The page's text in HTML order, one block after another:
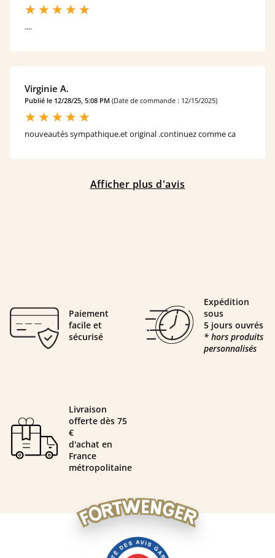
....
Virginie A.
Publié le 12/28/25, 5:08 PM (Date de commande : 12/15/2025)
nouveautés sympathique.et original .continuez comme ca
Afficher plus d'avis
Paiement
facile et
sécurisé
Expédition
sous
5 jours ouvrés
* hors produits
personnalisés
Livraison
offerte dès 75
€
d'achat en
France
métropolitaine